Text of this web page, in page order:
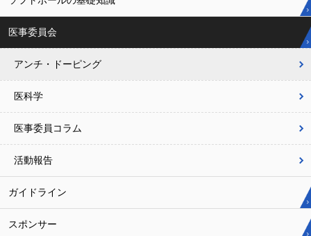
医事委員会
アンチ・ドーピング
医科学
医事委員コラム
活動報告
ガイドライン
スポンサー